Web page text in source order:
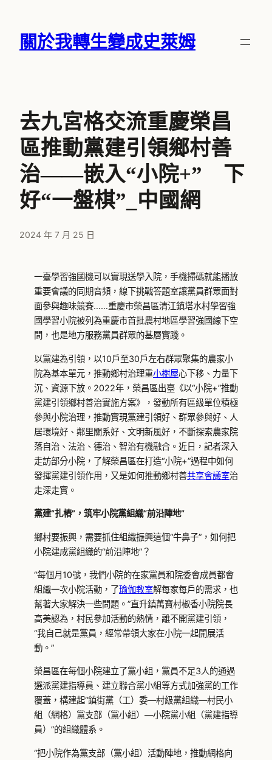
關於我轉生變成史萊姆
去九宮格交流重慶榮昌
區推動黨建引領鄉村善
治——嵌入“小院+” 下
好“一盤棋”_中國網
2024 年 7 月 25 日
一臺學習強國機可以實現送學入院，手機掃碼就能播放
重要會議的同期音頻，線下挑戰答題室讓黨員群眾面對
面參與趣味競賽……重慶市榮昌區清江鎮塔水村學習強
國學習小院被列為重慶市首批農村地區學習強國線下空
間，也是地方服務黨員群眾的基層實踐。
以黨建為引領，以10戶至30戶左右群眾聚集的農家小
院為基本單元，推動鄉村治理重小樹屋心下移、力量下
沉、資源下放。2022年，榮昌區出臺《以“小院+”推動
黨建引領鄉村善治實施方案》，發動所有區級單位積極
參與小院治理，推動實現黨建引領好、群眾參與好、人
居環境好、鄰里關系好、文明新風好，不斷探索農家院
落自治、法治、德治、智治有機融合。近日，記者深入
走訪部分小院，了解榮昌區在打造“小院+”過程中如何
發揮黨建引領作用，又是如何推動鄉村善共享會議室治
走深走實。
黨建“扎樁”，筑牢小院黨組織“前沿陣地”
鄉村要振興，需要抓住組織振興這個“牛鼻子”，如何把
小院建成黨組織的“前沿陣地”？
“每個月10號，我們小院的在家黨員和院委會成員都會
組織一次小院活動，了瑜伽教室解每家每戶的需求，也
幫著大家解決一些問題。”直升鎮萬寶村椒香小院院長
高美認為，村民參加活動的熱情，離不開黨建引領，
“我自己就是黨員，經常帶領大家在小院一起開展活
動。”
榮昌區在每個小院建立了黨小組，黨員不足3人的通過
選派黨建指導員、建立聯合黨小組等方式加強黨的工作
覆蓋，構建起“鎮街黨（工）委—村級黨組織—村民小
組（網格）黨支部（黨小組）—小院黨小組（黨建指導
員）”的組織體系。
“把小院作為黨支部（黨小組）活動陣地，推動網格向